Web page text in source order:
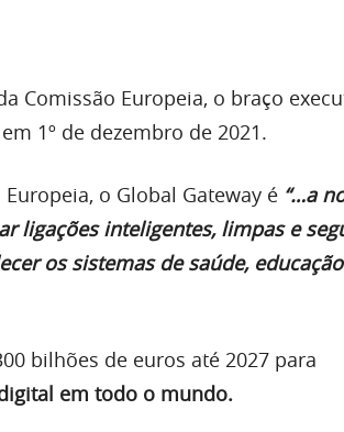
Comissão Europeia, o braço
1º de dezembro de 2021.
o Global Gateway é “…a
ligações inteligentes, limpas e
os sistemas de saúde,
bilhões de euros até 2027 para
em todo o mundo.